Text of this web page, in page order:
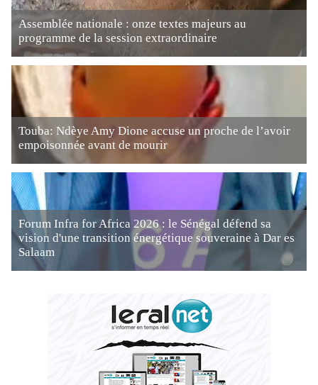
Assemblée nationale : onze textes majeurs au
programme de la session extraordinaire
Touba: Ndèye Amy Dione accuse un proche de l’avoir
empoisonnée avant de mourir
Forum Infra for Africa 2026 : le Sénégal défend sa
vision d'une transition énergétique souveraine à Dar es
Salaam